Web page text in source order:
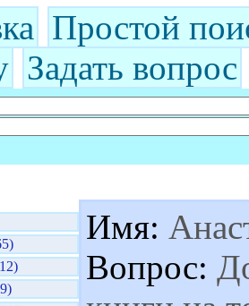
Простой
Задать вопрос
Имя:
Вопрос: